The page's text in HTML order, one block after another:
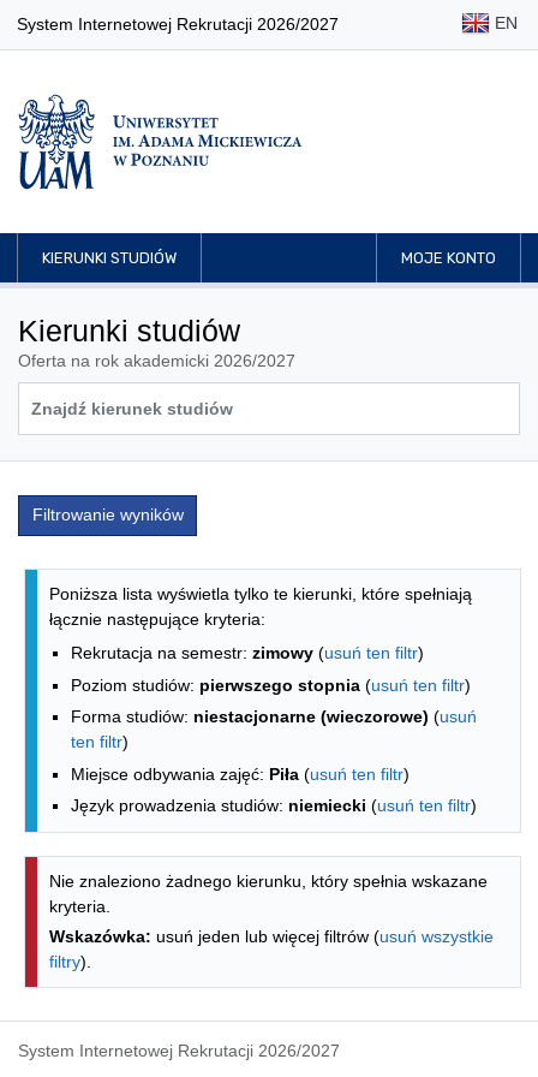
System Internetowej Rekrutacji 2026/2027 EN
KIERUNKI STUDIÓW MOJE KONTO
Kierunki studiów
Oferta na rok akademicki 2026/2027
Filtrowanie wyników
Lista kierunków - indeks alfabetyczny
Poniższa lista wyświetla tylko te kierunki, które spełniają
łącznie następujące kryteria:
Rekrutacja na semestr: zimowy (usuń ten filtr)
Poziom studiów: pierwszego stopnia (usuń ten filtr)
Forma studiów: niestacjonarne (wieczorowe) (usuń
ten filtr)
Miejsce odbywania zajęć: Piła (usuń ten filtr)
Język prowadzenia studiów: niemiecki (usuń ten filtr)
Nie znaleziono żadnego kierunku, który spełnia wskazane
kryteria.
Wskazówka: usuń jeden lub więcej filtrów (usuń wszystkie
filtry).
System Internetowej Rekrutacji 2026/2027